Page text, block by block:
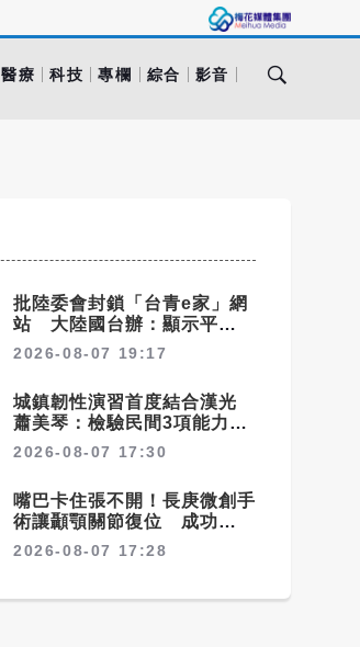
醫療 科技 專欄 綜合 影音
批陸委會封鎖「台青e家」網
站 大陸國台辦：顯示平台符
合台青需求
2026-08-07 19:17
城鎮韌性演習首度結合漢光
蕭美琴：檢驗民間3項能力展
現防衛韌性
2026-08-07 17:30
嘴巴卡住張不開！長庚微創手
術讓顳顎關節復位 成功率達
97%
2026-08-07 17:28